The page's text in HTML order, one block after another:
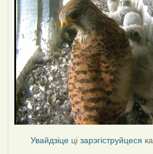
Увайдзіце цізарэгіструйцеся